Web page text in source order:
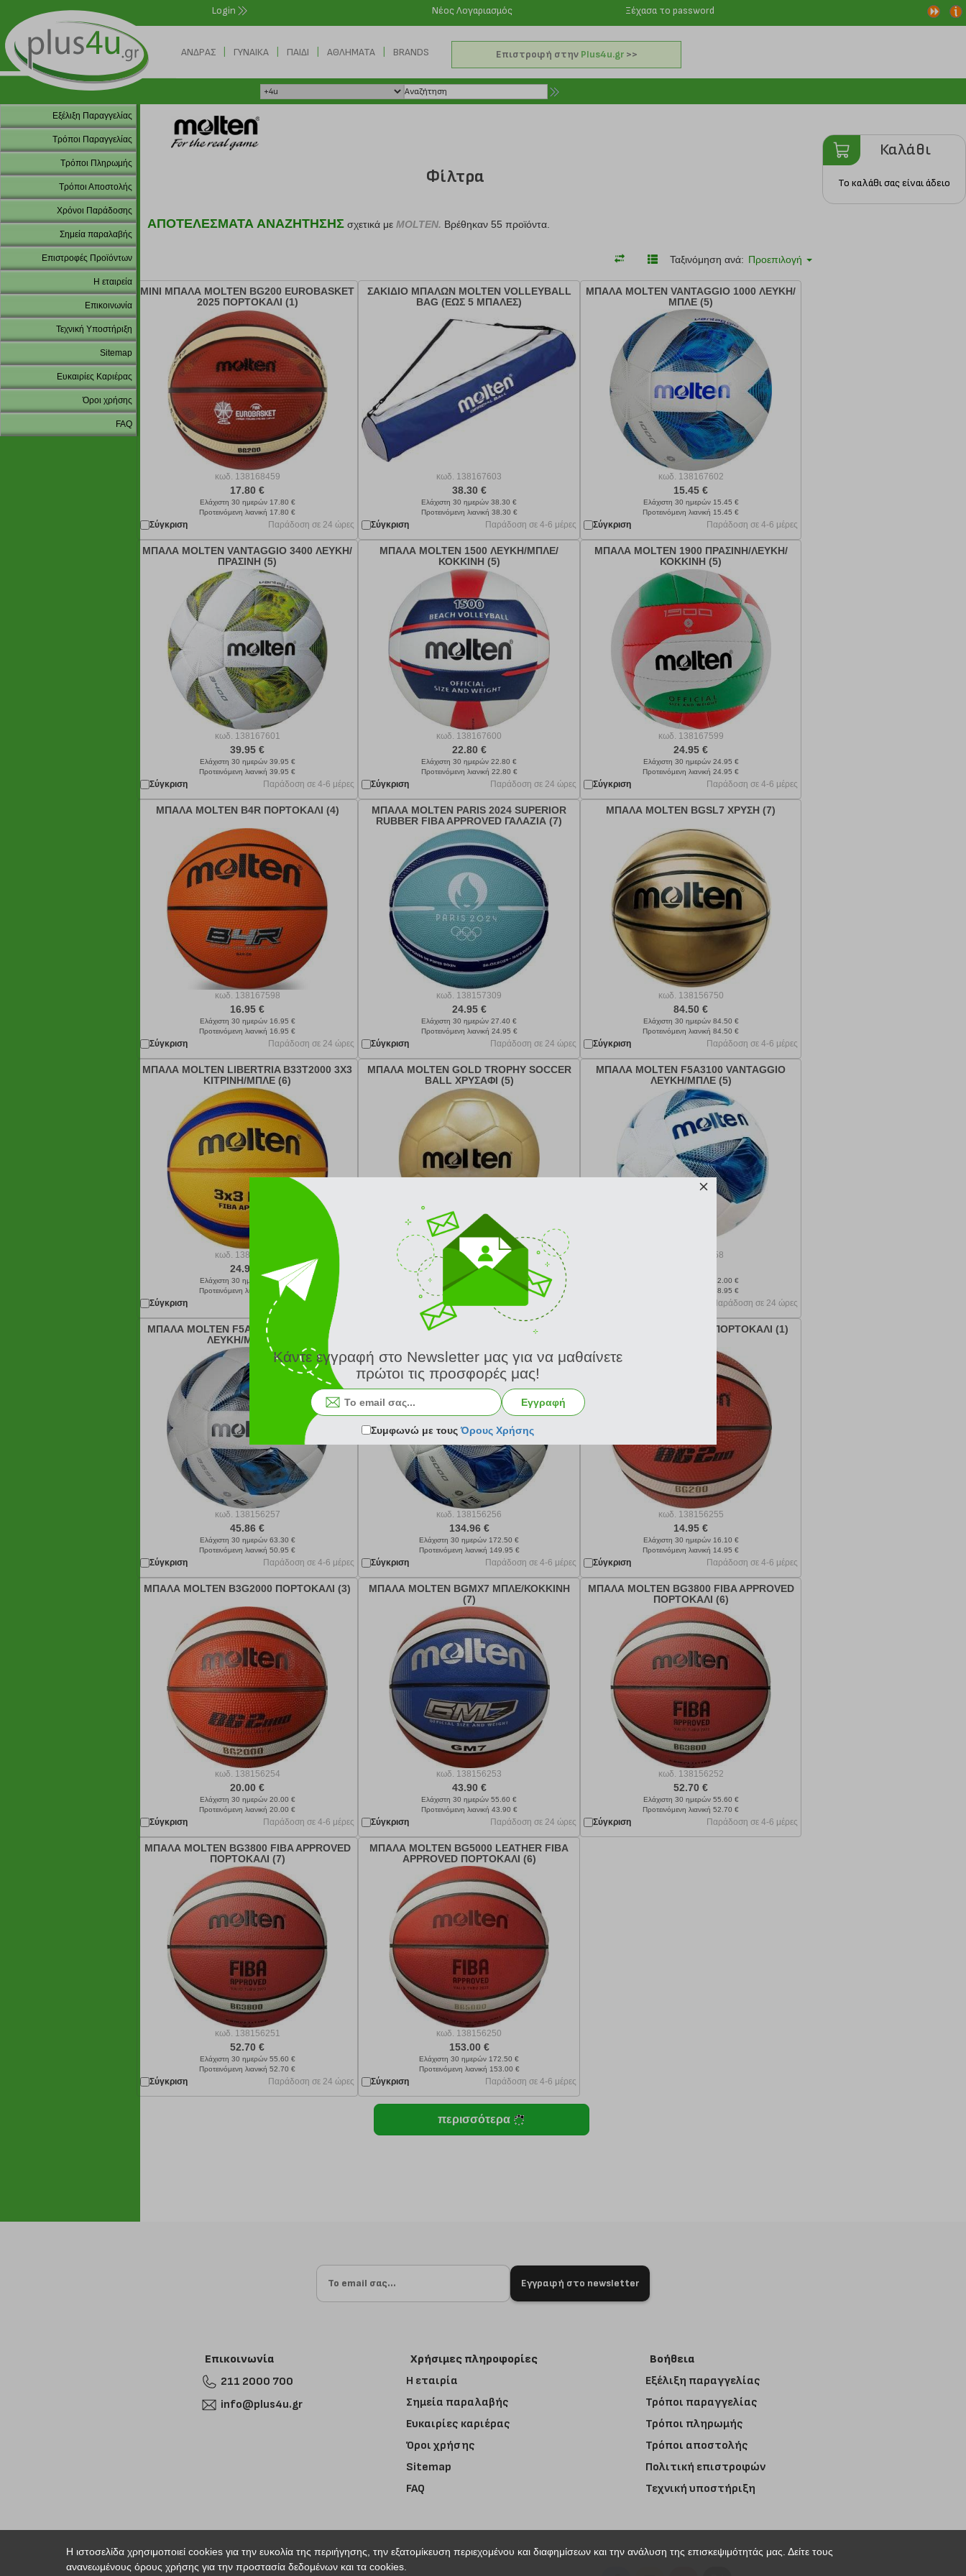
Login Νέος Λογαριασμός Ξέχασα το password
ΑΝΔΡΑΣ ΓΥΝΑΙΚΑ ΠΑΙΔΙ ΑΘΛΗΜΑΤΑ BRANDS Επιστροφή στην Plus4u.gr>>
Εξέλιξη Παραγγελίας
Τρόποι Παραγγελίας
Τρόποι Πληρωμής
Τρόποι Αποστολής
Χρόνοι Παράδοσης
Σημεία παραλαβής
Επιστροφές Προϊόντων
Η εταιρεία
Επικοινωνία
Τεχνική Υποστήριξη
Sitemap
Ευκαιρίες Καριέρας
Όροι χρήσης
FAQ
Φίλτρα
ΑΠΟΤΕΛΕΣΜΑΤΑ ΑΝΑΖΗΤΗΣΗΣ σχετικά με MOLTEN. Βρέθηκαν 55 προϊόντα.
Ταξινόμηση ανά: Προεπιλογή
MINI ΜΠΑΛΑ MOLTEN BG200 EUROBASKET
2025 ΠΟΡΤΟΚΑΛΙ (1)
κωδ. 138168459
17.80 €
Ελάχιστη 30 ημερών 17.80 €
Προτεινόμενη λιανική 17.80 €
Σύγκριση Παράδοση σε 24 ώρες
ΣΑΚΙΔΙΟ ΜΠΑΛΩΝ MOLTEN VOLLEYBALL
BAG (ΕΩΣ 5 ΜΠΑΛΕΣ)
κωδ. 138167603
38.30 €
Ελάχιστη 30 ημερών 38.30 €
Προτεινόμενη λιανική 38.30 €
Σύγκριση Παράδοση σε 4-6 μέρες
ΜΠΑΛΑ MOLTEN VANTAGGIO 1000 ΛΕΥΚΗ/
ΜΠΛΕ (5)
κωδ. 138167602
15.45 €
Ελάχιστη 30 ημερών 15.45 €
Προτεινόμενη λιανική 15.45 €
Σύγκριση Παράδοση σε 4-6 μέρες
ΜΠΑΛΑ MOLTEN VANTAGGIO 3400 ΛΕΥΚΗ/
ΠΡΑΣΙΝΗ (5)
κωδ. 138167601
39.95 €
Ελάχιστη 30 ημερών 39.95 €
Προτεινόμενη λιανική 39.95 €
Σύγκριση Παράδοση σε 4-6 μέρες
ΜΠΑΛΑ MOLTEN 1500 ΛΕΥΚΗ/ΜΠΛΕ/
ΚΟΚΚΙΝΗ (5)
κωδ. 138167600
22.80 €
Ελάχιστη 30 ημερών 22.80 €
Προτεινόμενη λιανική 22.80 €
Σύγκριση Παράδοση σε 24 ώρες
ΜΠΑΛΑ MOLTEN 1900 ΠΡΑΣΙΝΗ/ΛΕΥΚΗ/
ΚΟΚΚΙΝΗ (5)
κωδ. 138167599
24.95 €
Ελάχιστη 30 ημερών 24.95 €
Προτεινόμενη λιανική 24.95 €
Σύγκριση Παράδοση σε 4-6 μέρες
ΜΠΑΛΑ MOLTEN B4R ΠΟΡΤΟΚΑΛΙ (4)
κωδ. 138167598
16.95 €
Ελάχιστη 30 ημερών 16.95 €
Προτεινόμενη λιανική 16.95 €
Σύγκριση Παράδοση σε 24 ώρες
ΜΠΑΛΑ MOLTEN PARIS 2024 SUPERIOR
RUBBER FIBA APPROVED ΓΑΛΑΖΙΑ (7)
κωδ. 138157309
24.95 €
Ελάχιστη 30 ημερών 27.40 €
Προτεινόμενη λιανική 24.95 €
Σύγκριση Παράδοση σε 24 ώρες
ΜΠΑΛΑ MOLTEN BGSL7 ΧΡΥΣΗ (7)
κωδ. 138156750
84.50 €
Ελάχιστη 30 ημερών 84.50 €
Προτεινόμενη λιανική 84.50 €
Σύγκριση Παράδοση σε 4-6 μέρες
ΜΠΑΛΑ MOLTEN LIBERTRIA B33T2000 3X3
ΚΙΤΡΙΝΗ/ΜΠΛΕ (6)
κωδ. 138156749
24.95 €
Ελάχιστη 30 ημερών 24.95 €
Προτεινόμενη λιανική 24.95 €
Σύγκριση Παράδοση σε 24 ώρες
ΜΠΑΛΑ MOLTEN GOLD TROPHY SOCCER
BALL ΧΡΥΣΑΦΙ (5)
κωδ. 138156261
99.95 €
Ελάχιστη 30 ημερών 115.40 €
Προτεινόμενη λιανική 99.95 €
Παράδοση σε 4-6 μέρες
ΜΠΑΛΑ MOLTEN F5A3100 VANTAGGIO
ΛΕΥΚΗ/ΜΠΛΕ (5)
138156258
Ελάχιστη 30 ημερών 42.00 €
Προτεινόμενη λιανική 38.95 €
Παράδοση σε 24 ώρες
ΜΠΑΛΑ MOLTEN F5A3555-K VANTAGGIO
ΛΕΥΚΗ/ΜΠΛΕ (5)
κωδ. 138156257
45.86 €
Ελάχιστη 30 ημερών 63.30 €
Προτεινόμενη λιανική 50.95 €
Σύγκριση Παράδοση σε 4-6 μέρες
ΜΠΑΛΑ MOLTEN F5A5000 VANTAGGIO
κωδ. 138156256
134.96 €
Ελάχιστη 30 ημερών 172.50 €
Προτεινόμενη λιανική 149.95 €
Σύγκριση Παράδοση σε 4-6 μέρες
ΜΠΑΛΑ MOLTEN BG200 ΠΟΡΤΟΚΑΛΙ (1)
κωδ. 138156255
14.95 €
Ελάχιστη 30 ημερών 16.10 €
Προτεινόμενη λιανική 14.95 €
Σύγκριση Παράδοση σε 4-6 μέρες
ΜΠΑΛΑ MOLTEN B3G2000 ΠΟΡΤΟΚΑΛΙ (3)
κωδ. 138156254
20.00 €
Ελάχιστη 30 ημερών 20.00 €
Προτεινόμενη λιανική 20.00 €
Σύγκριση Παράδοση σε 4-6 μέρες
ΜΠΑΛΑ MOLTEN BGMX7 ΜΠΛΕ/ΚΟΚΚΙΝΗ
(7)
κωδ. 138156253
43.90 €
Ελάχιστη 30 ημερών 55.60 €
Προτεινόμενη λιανική 43.90 €
Σύγκριση Παράδοση σε 24 ώρες
ΜΠΑΛΑ MOLTEN BG3800 FIBA APPROVED
ΠΟΡΤΟΚΑΛΙ (6)
κωδ. 138156252
52.70 €
Ελάχιστη 30 ημερών 55.60 €
Προτεινόμενη λιανική 52.70 €
Σύγκριση Παράδοση σε 4-6 μέρες
ΜΠΑΛΑ MOLTEN BG3800 FIBA APPROVED
ΠΟΡΤΟΚΑΛΙ (7)
κωδ. 138156251
52.70 €
Ελάχιστη 30 ημερών 55.60 €
Προτεινόμενη λιανική 52.70 €
Σύγκριση Παράδοση σε 24 ώρες
ΜΠΑΛΑ MOLTEN BG5000 LEATHER FIBA
APPROVED ΠΟΡΤΟΚΑΛΙ (6)
κωδ. 138156250
153.00 €
Ελάχιστη 30 ημερών 172.50 €
Προτεινόμενη λιανική 153.00 €
Σύγκριση Παράδοση σε 4-6 μέρες
περισσότερα
Καλάθι
Το καλάθι σας είναι άδειο
Εγγραφή στο newsletter
Επικοινωνία
211 2000 700
info@plus4u.gr
Χρήσιμες πληροφορίες
Η εταιρία
Σημεία παραλαβής
Ευκαιρίες καριέρας
Όροι χρήσης
Sitemap
FAQ
Βοήθεια
Εξέλιξη παραγγελίας
Τρόποι παραγγελίας
Τρόποι πληρωμής
Τρόποι αποστολής
Πολιτική επιστροφών
Τεχνική υποστήριξη
Κάντε εγγραφή στο Newsletter μας για να μαθαίνετε
πρώτοι τις προσφορές μας!
Εγγραφή
Συμφωνώ με τουςΌρους Χρήσης
Η ιστοσελίδα χρησιμοποιεί cookies για την ευκολία της περιήγησης, την εξατομίκευση περιεχομένου και διαφημίσεων και την ανάλυση της επισκεψιμότητάς μας. Δείτε τους
ανανεωμένους όρους χρήσης για την προστασία δεδομένων και τα cookies.